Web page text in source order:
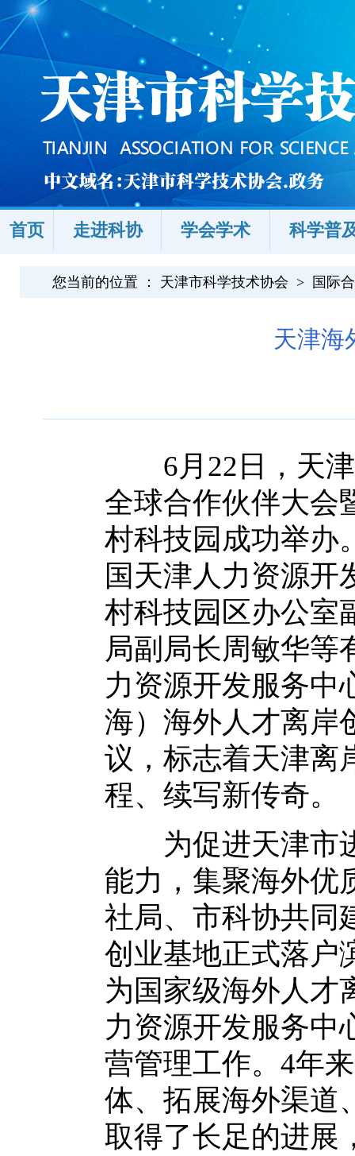
首页 走进科协 学会学术 科学普
您当前的位置 ： 天津市科学技术协会 > 国际
天津海
6月22日，天津
全球合作伙伴大会
村科技园成功举办
国天津人力资源开
村科技园区办公室
局副局长周敏华等
力资源开发服务中
海）海外人才离岸
议，标志着天津离
程、续写新传奇。
为促进天津市进
能力，集聚海外优
社局、市科协共同
创业基地正式落户
为国家级海外人才
力资源开发服务中
营管理工作。4年
体、拓展海外渠道
取得了长足的进展